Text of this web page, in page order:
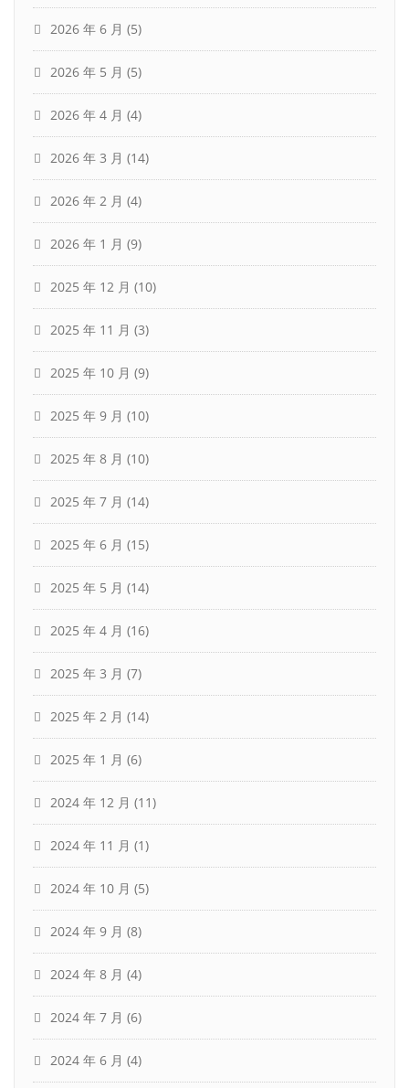
2026 年 6 月 (5)
2026 年 5 月 (5)
2026 年 4 月 (4)
2026 年 3 月 (14)
2026 年 2 月 (4)
2026 年 1 月 (9)
2025 年 12 月 (10)
2025 年 11 月 (3)
2025 年 10 月 (9)
2025 年 9 月 (10)
2025 年 8 月 (10)
2025 年 7 月 (14)
2025 年 6 月 (15)
2025 年 5 月 (14)
2025 年 4 月 (16)
2025 年 3 月 (7)
2025 年 2 月 (14)
2025 年 1 月 (6)
2024 年 12 月 (11)
2024 年 11 月 (1)
2024 年 10 月 (5)
2024 年 9 月 (8)
2024 年 8 月 (4)
2024 年 7 月 (6)
2024 年 6 月 (4)